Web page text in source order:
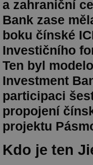
a zahraniční
Bank zase
boku čínské
Investičního
Ten byl
Investment
participaci
propojení
projektu
Kdo je ten